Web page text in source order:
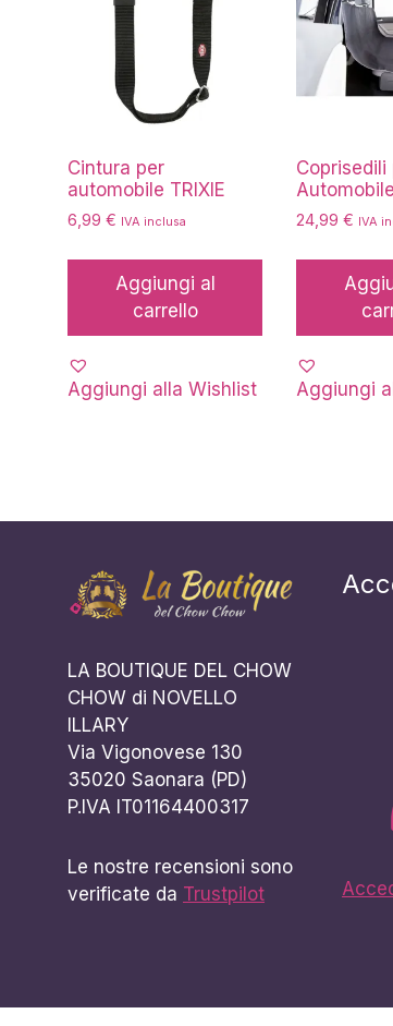
recente
Cintura per
automobile TRIXIE
6,99 € IVA inclusa
Aggiungi al
carrello
Aggiungi alla Wishlist
Coprisedili
24,99€ IVA
Aggiungi
LA BOUTIQUE DEL CHOW
CHOW di NOVELLO
ILLARY
Via Vigonovese 130
35020 Saonara (PD)
P.IVA IT01164400317
Le nostre recensioni sono
verificate da Trustpilot